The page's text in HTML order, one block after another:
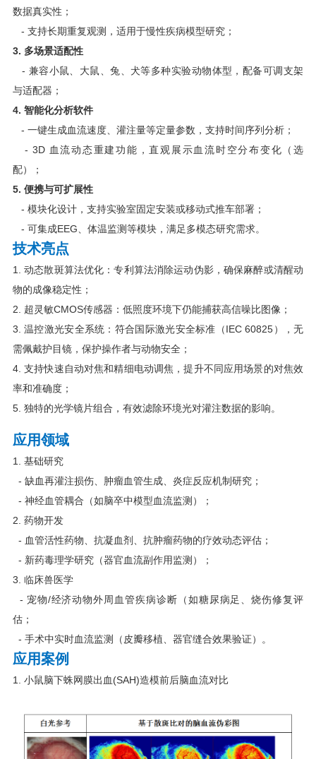
数据真实性；
- 支持长期重复观测，适用于慢性疾病模型研究；
3. 多场景适配性
- 兼容小鼠、大鼠、兔、犬等多种实验动物体型，配备可调支架
与适配器；
4. 智能化分析软件
- 一键生成血流速度、灌注量等定量参数，支持时间序列分析；
- 3D 血流动态重建功能，直观展示血流时空分布变化（选
配）；
5. 便携与可扩展性
- 模块化设计，支持实验室固定安装或移动式推车部署；
- 可集成EEG、体温监测等模块，满足多模态研究需求。
技术亮点
1. 动态散斑算法优化：专利算法消除运动伪影，确保麻醉或清醒动
物的成像稳定性；
2. 超灵敏CMOS传感器：低照度环境下仍能捕获高信噪比图像；
3. 温控激光安全系统：符合国际激光安全标准（IEC 60825），无
需佩戴护目镜，保护操作者与动物安全；
4. 支持快速自动对焦和精细电动调焦，提升不同应用场景的对焦效
率和准确度；
5. 独特的光学镜片组合，有效滤除环境光对灌注数据的影响。
应用领域
1. 基础研究
- 缺血再灌注损伤、肿瘤血管生成、炎症反应机制研究；
- 神经血管耦合（如脑卒中模型血流监测）；
2. 药物开发
- 血管活性药物、抗凝血剂、抗肿瘤药物的疗效动态评估；
- 新药毒理学研究（器官血流副作用监测）；
3. 临床兽医学
- 宠物/经济动物外周血管疾病诊断（如糖尿病足、烧伤修复评
估；
- 手术中实时血流监测（皮瓣移植、器官缝合效果验证）。
应用案例
1. 小鼠脑下蛛网膜出血(SAH)造模前后脑血流对比